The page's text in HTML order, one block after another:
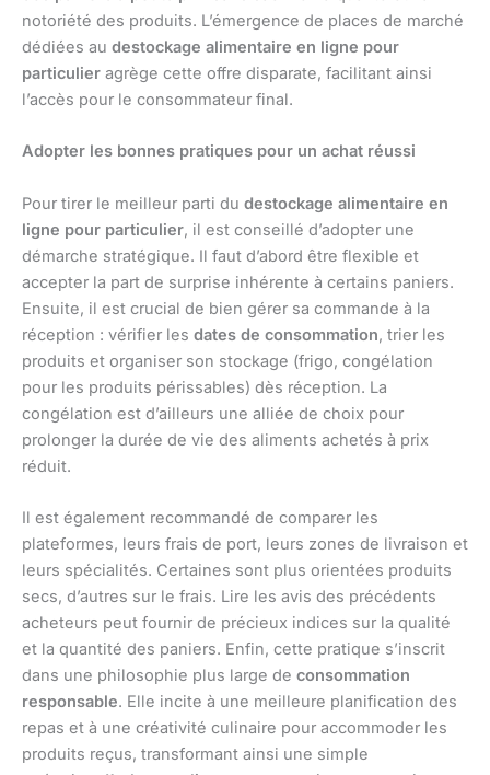
notoriété des produits. L’émergence de places de marché
dédiées au destockage alimentaire en ligne pour
particulier agrège cette offre disparate, facilitant ainsi
l’accès pour le consommateur final.
Adopter les bonnes pratiques pour un achat réussi
Pour tirer le meilleur parti du destockage alimentaire en
ligne pour particulier, il est conseillé d’adopter une
démarche stratégique. Il faut d’abord être flexible et
accepter la part de surprise inhérente à certains paniers.
Ensuite, il est crucial de bien gérer sa commande à la
réception : vérifier les dates de consommation, trier les
produits et organiser son stockage (frigo, congélation
pour les produits périssables) dès réception. La
congélation est d’ailleurs une alliée de choix pour
prolonger la durée de vie des aliments achetés à prix
réduit.
Il est également recommandé de comparer les
plateformes, leurs frais de port, leurs zones de livraison et
leurs spécialités. Certaines sont plus orientées produits
secs, d’autres sur le frais. Lire les avis des précédents
acheteurs peut fournir de précieux indices sur la qualité
et la quantité des paniers. Enfin, cette pratique s’inscrit
dans une philosophie plus large de consommation
responsable. Elle incite à une meilleure planification des
repas et à une créativité culinaire pour accommoder les
produits reçus, transformant ainsi une simple